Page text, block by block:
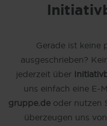
Gerade ist keine
ausgeschrieben?
jederzeit über
uns einfach eine E-
gruppe.de oder nutzen
überzeugen uns